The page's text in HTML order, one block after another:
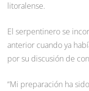
litoralense.
El serpentinero se
anterior cuando ya
por su discusión de
“Mi preparación ha